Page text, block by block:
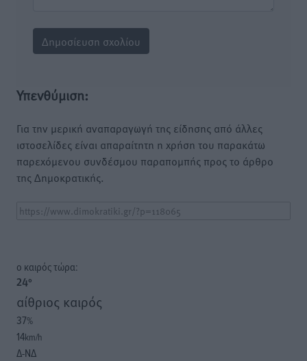
Υπενθύμιση:
Για την μερική αναπαραγωγή της είδησης από άλλες
ιστοσελίδες είναι απαραίτητη η χρήση του παρακάτω
παρεχόμενου συνδέσμου παραπομπής προς το άρθρο
της Δημοκρατικής.
o καιρός τώρα:
24°
αίθριος καιρός
37%
14km/h
Δ-ΝΔ